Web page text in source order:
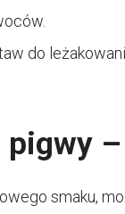
do
pigwy
smaku,